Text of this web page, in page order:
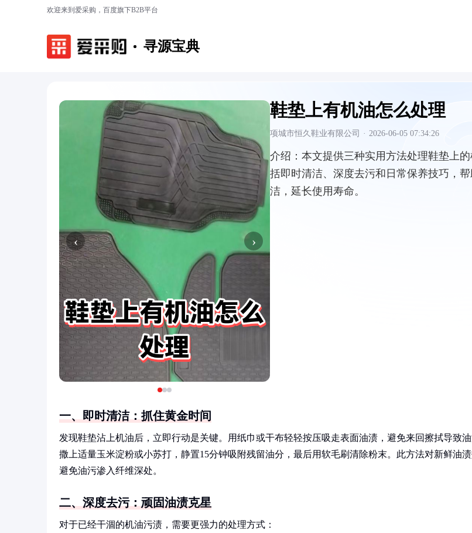
欢迎来到爱采购，百度旗下B2B平台
寻源宝典
‹ ›
鞋垫上有机油怎么处理
项城市恒久鞋业有限公司 · 2026-06-05 07:34:26
介绍： 本文提供三种实用方法处理鞋垫上
括即时清洁、深度去污和日常保养技巧，
洁，延长使用寿命。
一、即时清洁：抓住黄金时间
发现鞋垫沾上机油后，立即行动是关键。用纸巾或干布轻轻按压吸走表面油渍，避免来回擦拭导致
撒上适量玉米淀粉或小苏打，静置15分钟吸附残留油分，最后用软毛刷清除粉末。此方法对新鲜油
避免油污渗入纤维深处。
二、深度去污：顽固油渍克星
对于已经干涸的机油污渍，需要更强力的处理方式：